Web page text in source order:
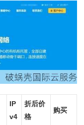
IP
v4
折后价
格
购买